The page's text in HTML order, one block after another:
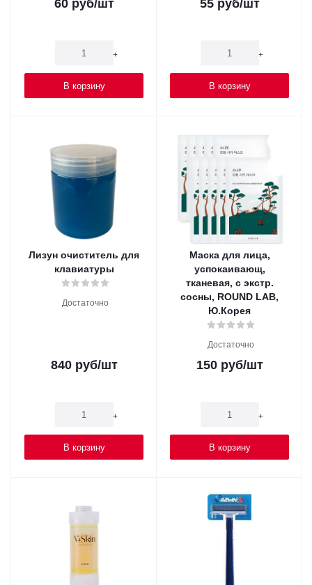
60руб/шт
+
В корзину
55руб/шт
+
В корзину
Лизун очиститель для
клавиатуры
Достаточно
840руб/шт
+
В корзину
Маска для лица,
успокаивающ,
тканевая, с экстр.
сосны, ROUND LAB,
Ю.Корея
Достаточно
150руб/шт
+
В корзину